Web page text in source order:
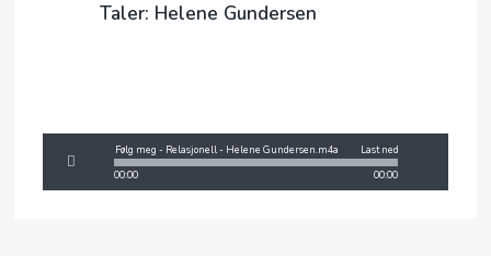
Taler: Helene Gundersen
00:00 00:00
Følg meg - Relasjonell - Helene Gundersen.m4a Last ned